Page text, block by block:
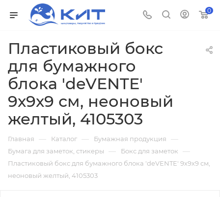
0
Пластиковый бокс
для бумажного
блока 'deVENTE'
9х9х9 см, неоновый
желтый, 4105303
Главная — Каталог — Бумажная продукция —
Бумага для заметок, стикеры — Бокс для заметок —
Пластиковый бокс для бумажного блока 'deVENTE' 9х9х9 см,
неоновый желтый, 4105303